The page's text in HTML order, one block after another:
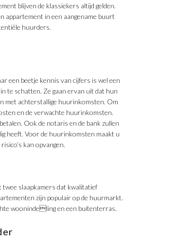
blijven de klassiekers altijd gelden.
appartement in een aangename buurt
huurders.
een beetje kennis van cijfers is wel een
te schatten. Ze gaan ervan uit dat hun
met achterstallige huurinkomsten. Om
en de verwachte huurinkomsten.
Ook de notaris en de bank zullen
heeft. Voor de huurinkomsten maakt u
kan opvangen.
slaapkamers dat kwalitatief
zijn populair op de huurmarkt.
woonindeling en een buitenterras.